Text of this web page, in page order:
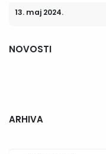
13. maj 2024.
NOVOSTI
ARHIVA